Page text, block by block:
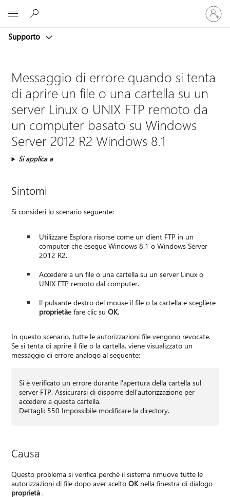
Supporto
Accedi
con
il
account
Messaggio di errore quando si tenta
di aprire un file o una cartella su un
server Linux o UNIX FTP remoto da
un computer basato su Windows
Server 2012 R2 Windows 8.1
Si applica a
Sintomi
Si consideri lo scenario seguente:
Utilizzare Esplora risorse come un client FTP in un
computer che esegue Windows 8.1 o Windows Server
2012 R2.
Accedere a un file o una cartella su un server Linux o
UNIX FTP remoto dal computer.
Il pulsante destro del mouse il file o la cartella e scegliere
proprietàe fare clic suOK.
In questo scenario, tutte le autorizzazioni file vengono revocate.
Se si tenta di aprire il file o la cartella, viene visualizzato un
messaggio di errore analogo al seguente:
Si è verificato un errore durante l'apertura della cartella sul
server FTP. Assicurarsi di disporre dell'autorizzazione per
accedere a questa cartella.
Dettagli: 550 Impossibile modificare la directory.
Causa
Questo problema si verifica perché il sistema rimuove tutte le
autorizzazioni di file dopo aver sceltoOKnella finestra di dialogo
proprietà .